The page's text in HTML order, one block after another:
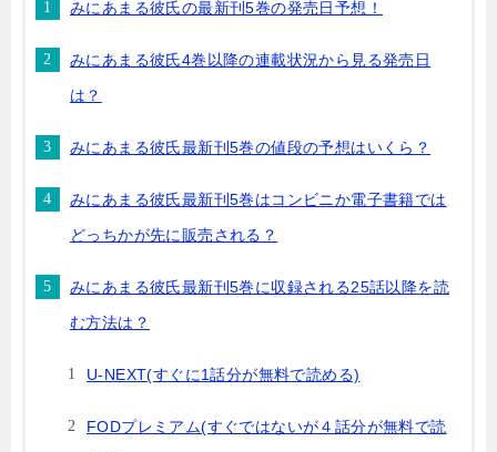
みにあまる彼氏の最新刊5巻の発売日予想！
みにあまる彼氏4巻以降の連載状況から見る発売日
は？
みにあまる彼氏最新刊5巻の値段の予想はいくら？
みにあまる彼氏最新刊5巻はコンビニか電子書籍では
どっちかが先に販売される？
みにあまる彼氏最新刊5巻に収録される25話以降を読
む方法は？
U-NEXT(すぐに1話分が無料で読める)
FODプレミアム(すぐではないが４話分が無料で読